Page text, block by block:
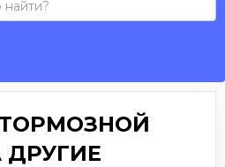
ДРУГИЕ